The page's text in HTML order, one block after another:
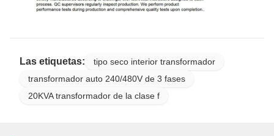
Las etiquetas:
tipo seco interior transformador
transformador auto 240/480V de 3 fases
20KVA transformador de la clase f